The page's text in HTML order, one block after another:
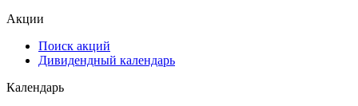
Акции
Поиск акций
Дивидендный календарь
Календарь